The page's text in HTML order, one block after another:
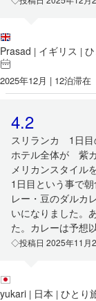
Prasad | イギリス |
2025年12月 | 12泊滞在
4.2
スリランカ 1日目
ホテル全体が 紫
メリカンスタイル
1日目という事で
レー・豆のダルカ
いになりました。
た。カレーは予想
◇投稿日 2025年11月
yukari | 日本 | ひとり